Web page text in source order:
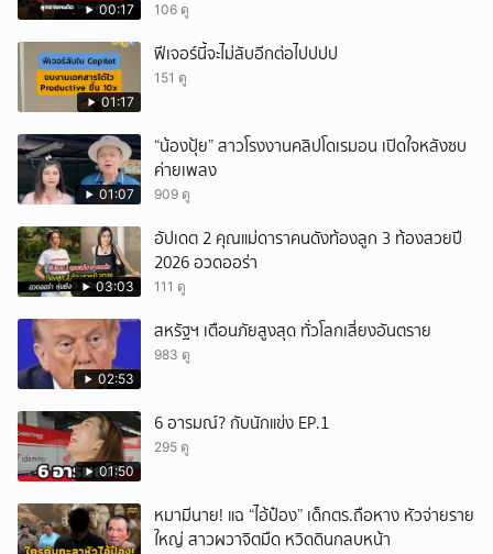
00:17 106 ดู
01:17
ฟีเจอร์นี้จะไม่ลับอีกต่อไปปปป
151 ดู
01:07
“น้องปุ้ย” สาวโรงงานคลิปโดเรมอน เปิดใจหลังซบ
ค่ายเพลง
909 ดู
03:03
อัปเดต 2 คุณแม่ดาราคนดังท้องลูก 3 ท้องสวยปี
2026 อวดออร่า
111 ดู
02:53
สหรัฐฯ เตือนภัยสูงสุด ทั่วโลกเสี่ยงอันตราย
983 ดู
01:50
6 อารมณ์? กับนักแข่ง EP.1
295 ดู
หมามีนาย! แฉ “ไอ้ป๋อง” เด็กตร.ถือหาง หัวจ่ายราย
ใหญ่ สาวผวาจิตมืด หวิดดินกลบหน้า